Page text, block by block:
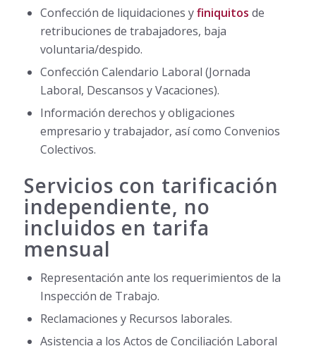
Confección de liquidaciones yfiniquitos de
retribuciones de trabajadores, baja
voluntaria/despido.
Confección Calendario Laboral (Jornada
Laboral, Descansos y Vacaciones).
Información derechos y obligaciones
empresario y trabajador, así como Convenios
Colectivos.
Servicios con tarificación
independiente, no
incluidos en tarifa
mensual
Representación ante los requerimientos de la
Inspección de Trabajo.
Reclamaciones y Recursos laborales.
Asistencia a los Actos de Conciliación Laboral